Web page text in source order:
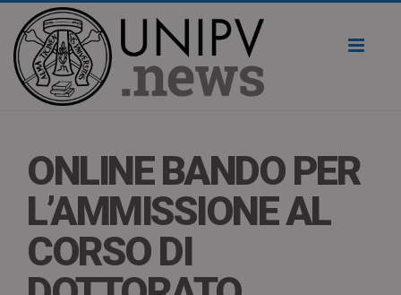
ONLINE BANDO PER
L’AMMISSIONE AL
CORSO DI